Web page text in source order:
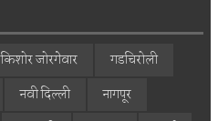
किशोर जोरगेवार
गडचिरोली
नवी दिल्ली
नागपूर